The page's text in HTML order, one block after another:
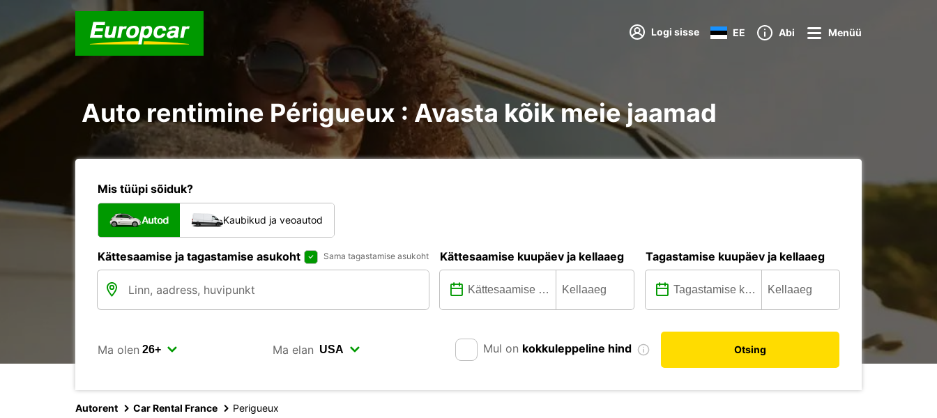
Logi sisse EE Abi Menüü
Auto rentimine Périgueux : Avasta kõik meie jaamad
Mis tüüpi sõiduk?
Autod Kaubikud ja veoautod
Kättesaamise ja tagastamise asukoht Sama tagastamise asukoht Kättesaamise kuupäev ja kellaaeg Tagastamise kuupäev ja kellaaeg
Ma olen Ma elan Mul on kokkuleppeline hind Otsing
Autorent Car Rental France Perigueux